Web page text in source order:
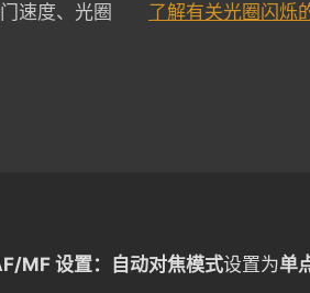
速度、光圈
了解有关光圈闪烁
MF 设置：自动对焦模式设置为单